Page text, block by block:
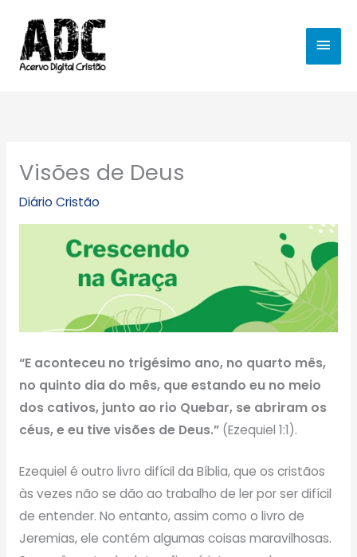
para
conteúdo
Visões de Deus
Diário Cristão
“E aconteceu no trigésimo ano, no quarto mês,
no quinto dia do mês, que estando eu no meio
dos cativos, junto ao rio Quebar, se abriram os
céus, e eu tive visões de Deus.”(Ezequiel 1:1).
Ezequiel é outro livro difícil da Bíblia, que os cristãos
às vezes não se dão ao trabalho de ler por ser difícil
de entender. No entanto, assim como o livro de
Jeremias, ele contém algumas coisas maravilhosas.